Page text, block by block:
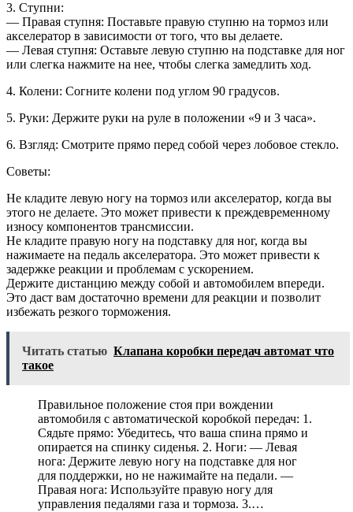
3. Ступни:
— Правая ступня: Поставьте правую ступню на тормоз или
акселератор в зависимости от того, что вы делаете.
— Левая ступня: Оставьте левую ступню на подставке для ног
или слегка нажмите на нее, чтобы слегка замедлить ход.
4. Колени: Согните колени под углом 90 градусов.
5. Руки: Держите руки на руле в положении «9 и 3 часа».
6. Взгляд: Смотрите прямо перед собой через лобовое стекло.
Советы:
Не кладите левую ногу на тормоз или акселератор, когда вы
этого не делаете. Это может привести к преждевременному
износу компонентов трансмиссии.
Не кладите правую ногу на подставку для ног, когда вы
нажимаете на педаль акселератора. Это может привести к
задержке реакции и проблемам с ускорением.
Держите дистанцию между собой и автомобилем впереди.
Это даст вам достаточно времени для реакции и позволит
избежать резкого торможения.
Читать статью Клапана коробки передач автомат что
такое
Правильное положение стоя при вождении
автомобиля с автоматической коробкой передач: 1.
Сядьте прямо: Убедитесь, что ваша спина прямо и
опирается на спинку сиденья. 2. Ноги: — Левая
нога: Держите левую ногу на подставке для ног
для поддержки, но не нажимайте на педали. —
Правая нога: Используйте правую ногу для
управления педалями газа и тормоза. 3.…